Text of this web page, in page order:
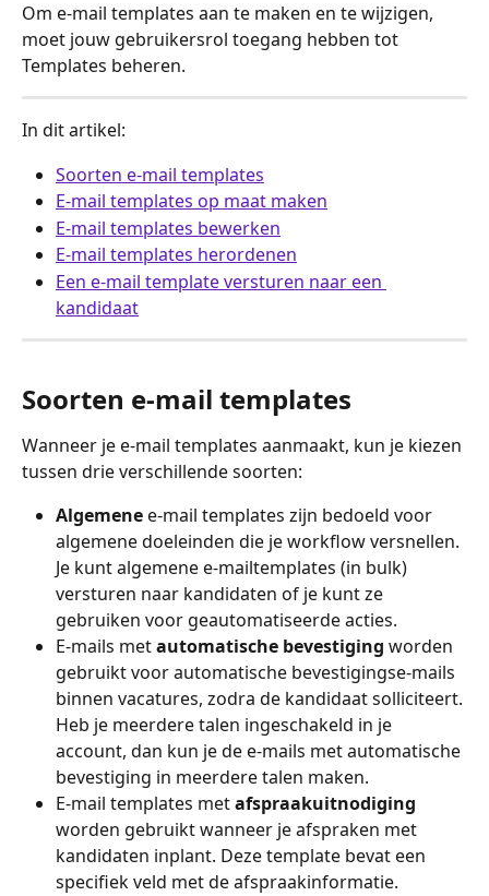
Om e-mail templates aan te maken en te wijzigen,
moet jouw gebruikersrol toegang hebben tot
Templates beheren.
In dit artikel:
Soorten e-mail templates
E-mail templates op maat maken
E-mail templates bewerken
E-mail templates herordenen
Een e-mail template versturen naar een
kandidaat
Soorten e-mail templates
Wanneer je e-mail templates aanmaakt, kun je kiezen
tussen drie verschillende soorten:
Algemene e-mail templates zijn bedoeld voor
algemene doeleinden die je workflow versnellen.
Je kunt algemene e-mailtemplates (in bulk)
versturen naar kandidaten of je kunt ze
gebruiken voor geautomatiseerde acties.
E-mails met automatische bevestiging worden
gebruikt voor automatische bevestigingse-mails
binnen vacatures, zodra de kandidaat solliciteert.
Heb je meerdere talen ingeschakeld in je
account, dan kun je de e-mails met automatische
bevestiging in meerdere talen maken.
E-mail templates met afspraakuitnodiging
worden gebruikt wanneer je afspraken met
kandidaten inplant. Deze template bevat een
specifiek veld met de afspraakinformatie.